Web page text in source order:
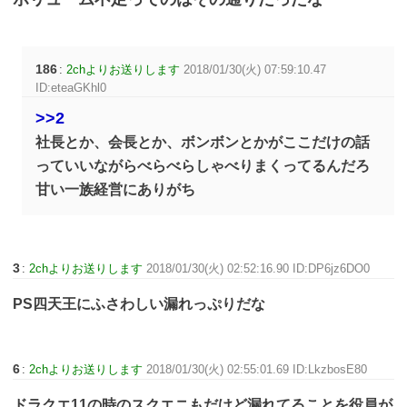
186 :2chよりお送りします 2018/01/30(火) 07:59:10.47
ID:eteaGKhl0
>>2
社長とか、会長とか、ボンボンとかがここだけの話
っていいながらべらべらしゃべりまくってるんだろ
甘い一族経営にありがち
3 :2chよりお送りします 2018/01/30(火) 02:52:16.90 ID:DP6jz6DO0
PS四天王にふさわしい漏れっぷりだな
6 :2chよりお送りします 2018/01/30(火) 02:55:01.69 ID:LkzbosE80